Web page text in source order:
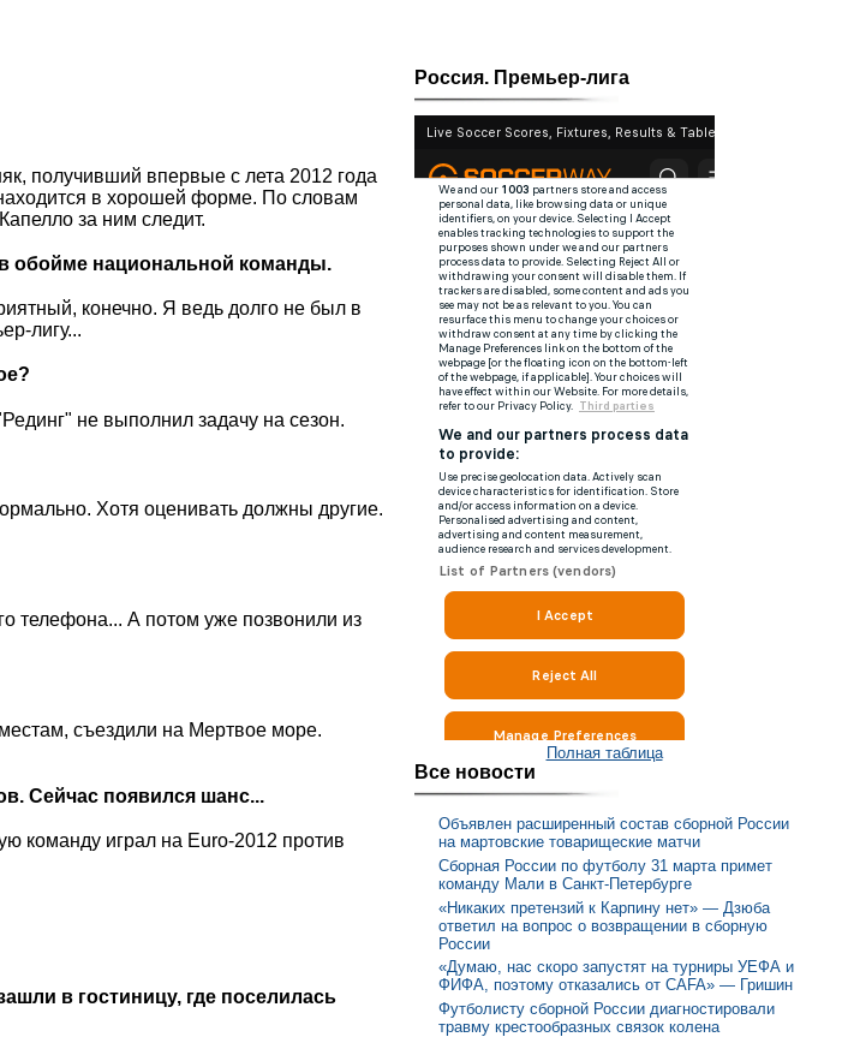
получивший впервые с лета 2012 года
в хорошей форме. По словам
за ним следит.
обойме национальной команды.
конечно. Я ведь долго не был в
лигу...
не выполнил задачу на сезон.
Хотя оценивать должны другие.
телефона... А потом уже позвонили из
съездили на Мертвое море.
Сейчас появился шанс...
команду играл на Euro-2012 против
в гостиницу, где поселилась
Россия. Премьер-лига
Полная таблица
Все новости
Объявлен расширенный состав сборной России
на мартовские товарищеские матчи
Сборная России по футболу 31 марта примет
команду Мали в Санкт-Петербурге
«Никаких претензий к Карпину нет» — Дзюба
ответил на вопрос о возвращении в сборную
России
«Думаю, нас скоро запустят на турниры УЕФА и
ФИФА, поэтому отказались от CAFA» — Гришин
Футболисту сборной России диагностировали
травму крестообразных связок колена